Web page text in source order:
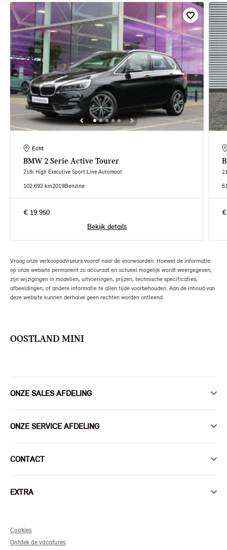
Echt
BMW 2 Serie Active Tourer
218i High Executive Sport Line Automaat
102.692 km2019Benzine
€ 19.950
Bekijk details
Vraag onze verkoopadviseurs vooraf naar de voorwaarden. Hoewel de informatie
op onze website permanent zo accuraat en actueel mogelijk wordt weergegeven,
zijn wijzigingen in modellen, uitvoeringen, prijzen, technische specificaties,
afbeeldingen, of andere informatie te allen tijde voorbehouden. Aan de inhoud van
deze website kunnen derhalve geen rechten worden ontleend.
OOSTLAND MINI
ONZE SALES AFDELING
ONZE SERVICE AFDELING
CONTACT
EXTRA
Cookies
Ontdek de vacatures